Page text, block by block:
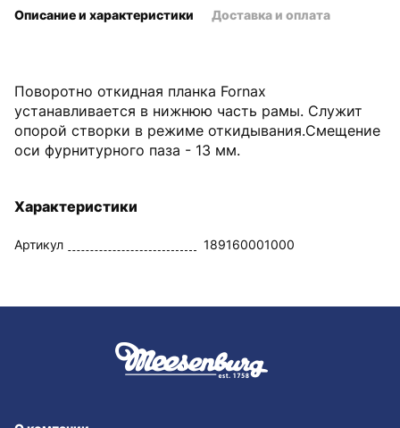
Поворотно откидная планка Fornax
устанавливается в нижнюю часть рамы. Служит
опорой створки в режиме откидывания.Смещение
оси фурнитурного паза - 13 мм.
Характеристики
Артикул 189160001000
Описание и характеристики Доставка и оплата